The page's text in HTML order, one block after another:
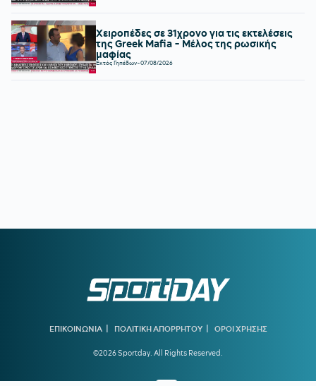
Χειροπέδες σε 31χρονο για τις εκτελέσεις
της Greek Mafia - Μέλος της ρωσικής
μαφίας
Εκτός Γηπέδων-07/08/2026
ΕΠΙΚΟΙΝΩΝΙΑ | ΠΟΛΙΤΙΚΗ ΑΠΟΡΡΗΤΟΥ | ΟΡΟΙ ΧΡΗΣΗΣ
©2026 Sportday. All Rights Reserved.